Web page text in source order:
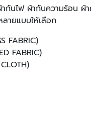
กันไฟ ผ้ากันความร้อน ผ้
ายแบบให้เลือก
FABRIC)
FABRIC)